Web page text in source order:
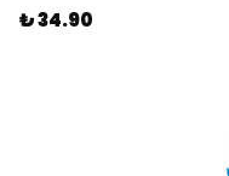
₺ 34.90